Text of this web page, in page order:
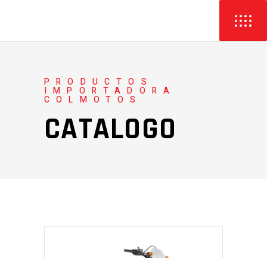
PRODUCTOS
IMPORTADORA
COLMOTOS
CATALOGO